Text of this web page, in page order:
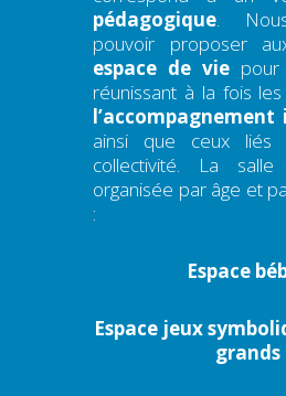
pédagogique.
pouvoir proposer
espace de vie
réunissant à la fois
l’accompagnement
ainsi que ceux
collectivité. La
organisée par âge et
:
Espace
Espace jeux
grands